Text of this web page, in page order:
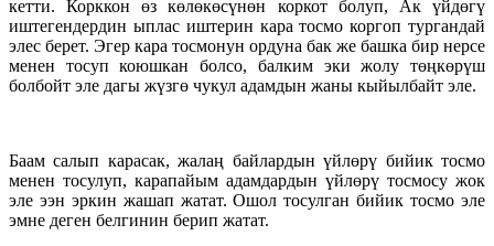
кетти. Корккон өз көлөкөсүнөн коркот болуп, Ак үйдөгү
иштегендердин ыплас иштерин кара тосмо коргоп тургандай
элес берет. Эгер кара тосмонун ордуна бак же башка бир нерсе
менен тосуп коюшкан болсо, балким эки жолу төңкөрүш
болбойт эле дагы жүзгө чукул адамдын жаны кыйылбайт эле.
Баам салып карасак, жалаң байлардын үйлөрү бийик тосмо
менен тосулуп, карапайым адамдардын үйлөрү тосмосу жок
эле ээн эркин жашап жатат. Ошол тосулган бийик тосмо эле
эмне деген белгинин берип жатат.